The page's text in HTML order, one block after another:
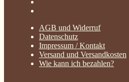
AGB und Widerruf
Datenschutz
Impressum / Kontakt
Versand und Versandkosten
Wie kann ich bezahlen?